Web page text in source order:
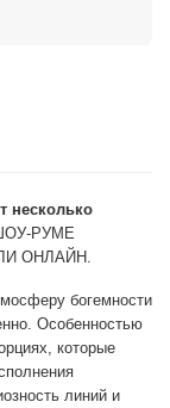
несколько
РУМЕ
ОНЛАЙН.
богемности
Особенностью
которые
линий и